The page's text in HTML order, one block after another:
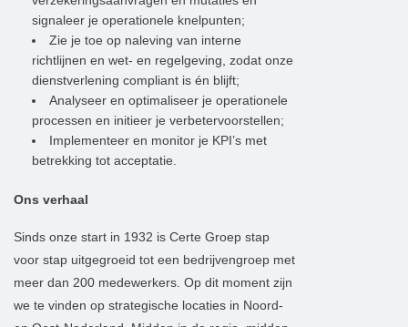
signaleer je operationele knelpunten;
Zie je toe op naleving van interne
richtlijnen en wet- en regelgeving, zodat onze
dienstverlening compliant is én blijft;
Analyseer en optimaliseer je operationele
processen en initieer je verbetervoorstellen;
Implementeer en monitor je KPI’s met
betrekking tot acceptatie.
Ons verhaal
Sinds onze start in 1932 is Certe Groep stap
voor stap uitgegroeid tot een bedrijvengroep met
meer dan 200 medewerkers. Op dit moment zijn
we te vinden op strategische locaties in Noord-